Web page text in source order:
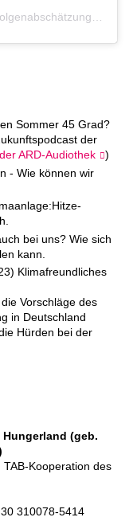
Ein Beitrag geteilt von TAB - Technikfolgenabschätzung beim Bundestag (@ta_bundestag)
Sommer 45 Grad?
der
ARD-Audiothek
)
- Wie können wir
bei uns? Wie sich
kann.
Klimafreundliches
Vorschläge des
in Deutschland
Hürden bei der
Hungerland (geb.
TAB-Kooperation des
310078-5414